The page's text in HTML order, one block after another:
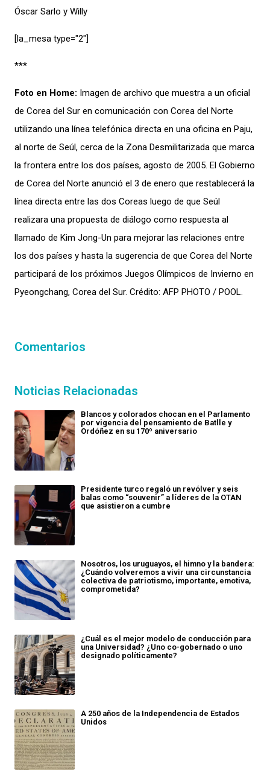
Óscar Sarlo y Willy
[la_mesa type="2″]
***
Foto en Home: Imagen de archivo que muestra a un oficial
de Corea del Sur en comunicación con Corea del Norte
utilizando una línea telefónica directa en una oficina en Paju,
al norte de Seúl, cerca de la Zona Desmilitarizada que marca
la frontera entre los dos países, agosto de 2005. El Gobierno
de Corea del Norte anunció el 3 de enero que restablecerá la
línea directa entre las dos Coreas luego de que Seúl
realizara una propuesta de diálogo como respuesta al
llamado de Kim Jong-Un para mejorar las relaciones entre
los dos países y hasta la sugerencia de que Corea del Norte
participará de los próximos Juegos Olímpicos de Invierno en
Pyeongchang, Corea del Sur. Crédito: AFP PHOTO / POOL.
Comentarios
Noticias Relacionadas
Blancos y colorados chocan en el Parlamento
por vigencia del pensamiento de Batlle y
Ordóñez en su 170º aniversario
Presidente turco regaló un revólver y seis
balas como “souvenir” a líderes de la OTAN
que asistieron a cumbre
Nosotros, los uruguayos, el himno y la bandera:
¿Cuándo volveremos a vivir una circunstancia
colectiva de patriotismo, importante, emotiva,
comprometida?
¿Cuál es el mejor modelo de conducción para
una Universidad? ¿Uno co-gobernado o uno
designado políticamente?
A 250 años de la Independencia de Estados
Unidos